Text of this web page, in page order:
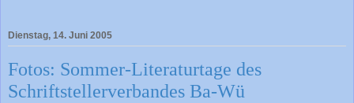
Dienstag, 14. Juni 2005
Fotos: Sommer-Literaturtage des
Schriftstellerverbandes Ba-Wü